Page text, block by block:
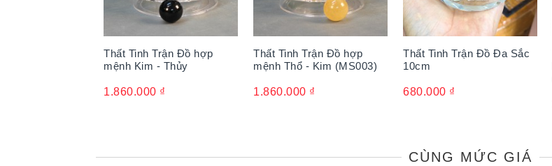
Thất Tinh Trận Đồ hợp
mệnh Kim - Thủy
1.860.000 ₫
Thất Tinh Trận Đồ hợp
mệnh Thổ - Kim (MS003)
1.860.000 ₫
Thất Tinh Trận Đồ Đa Sắc
10cm
680.000 ₫
CÙNG MỨC GIÁ